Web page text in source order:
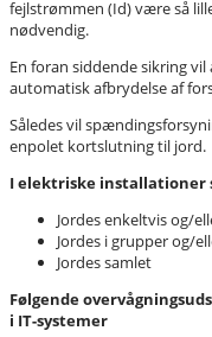
fejlstrømmen (Id) være så
nødvendig.
En foran siddende sikring
automatisk afbrydelse af
Således vil
enpolet kortslutning til jord.
I elektriske installationer
Jordes enkeltvis og/
Jordes i grupper og/
Jordes samlet
Følgende
i IT-systemer